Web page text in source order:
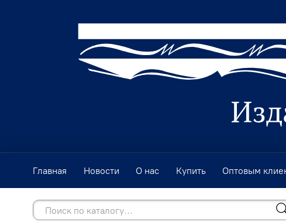
Главная Новости О нас Купить Оптовым